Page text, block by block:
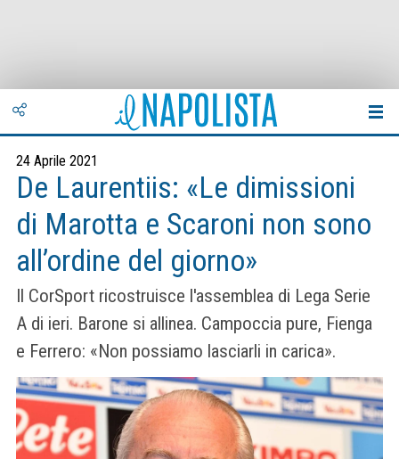
24 Aprile 2021
De Laurentiis: «Le dimissioni
di Marotta e Scaroni non sono
all’ordine del giorno»
Il CorSport ricostruisce l'assemblea di Lega Serie
A di ieri. Barone si allinea. Campoccia pure, Fienga
e Ferrero: «Non possiamo lasciarli in carica».